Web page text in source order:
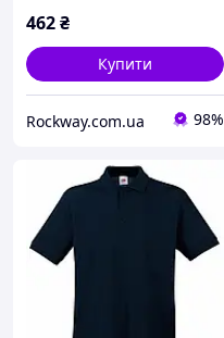
462₴
Купити
Rockway.com.ua 98%